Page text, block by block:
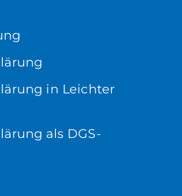
in Leichter
als DGS-